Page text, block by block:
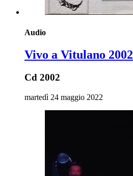
Audio
Vivo a Vitulano 2002
Cd 2002
martedì 24 maggio 2022